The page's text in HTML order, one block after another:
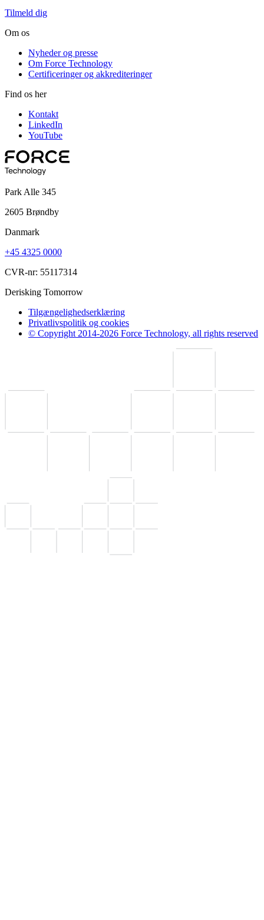
Tilmeld dig
Om os
Nyheder og presse
Om Force Technology
Certificeringer og akkrediteringer
Find os her
Kontakt
LinkedIn
YouTube
Park Alle 345
2605 Brøndby
Danmark
+45 4325 0000
CVR-nr: 55117314
Derisking Tomorrow
Tilgængelighedserklæring
Privatlivspolitik og cookies
© Copyright 2014-2026 Force Technology, all rights reserved